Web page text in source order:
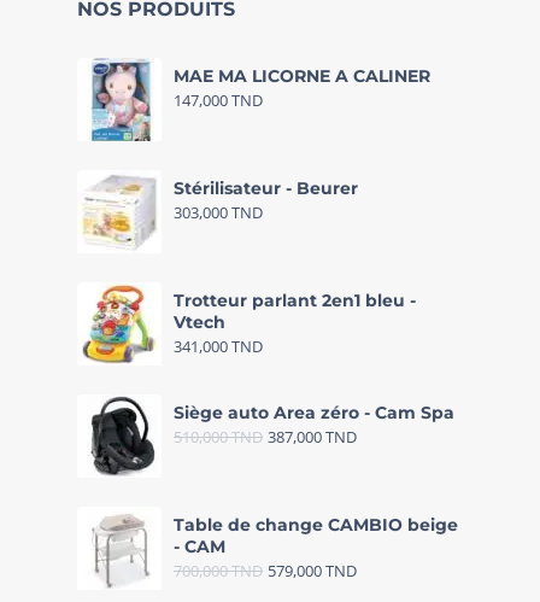
NOS PRODUITS
MAE MA LICORNE A CALINER
147,000TND
Stérilisateur - Beurer
303,000TND
Trotteur parlant 2en1 bleu -
Vtech
341,000TND
Siège auto Area zéro - Cam Spa
510,000TND 387,000TND
Table de change CAMBIO beige
- CAM
700,000TND 579,000TND